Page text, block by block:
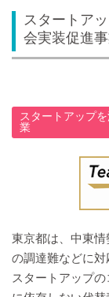
スタートア
会実装促進
スタートアップ
業
東京都は、中東
の調達難などに
スタートアップ